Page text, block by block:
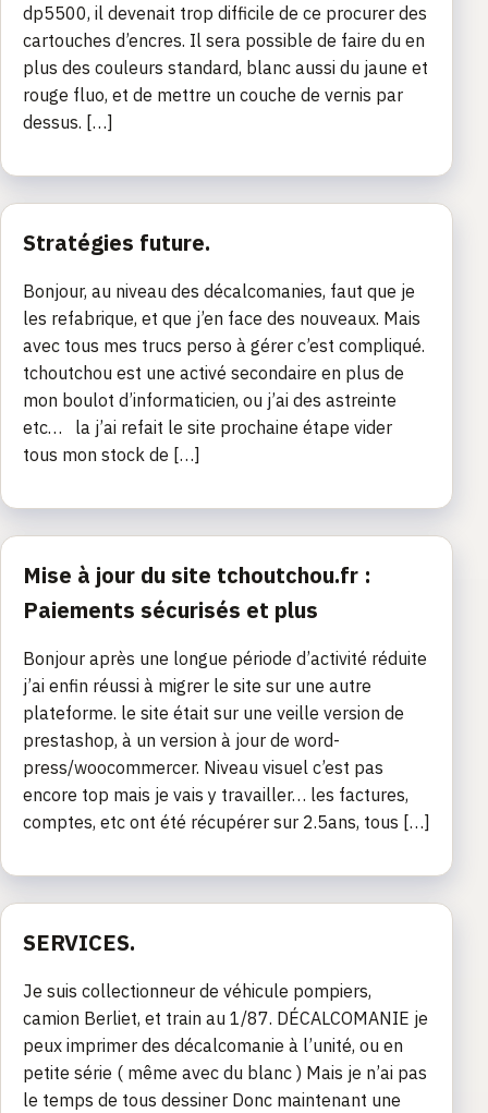
dp5500, il devenait trop difficile de ce procurer des
cartouches d’encres. Il sera possible de faire du en
plus des couleurs standard, blanc aussi du jaune et
rouge fluo, et de mettre un couche de vernis par
dessus. […]
Stratégies future.
Bonjour, au niveau des décalcomanies, faut que je
les refabrique, et que j’en face des nouveaux. Mais
avec tous mes trucs perso à gérer c’est compliqué.
tchoutchou est une activé secondaire en plus de
mon boulot d’informaticien, ou j’ai des astreinte
etc… la j’ai refait le site prochaine étape vider
tous mon stock de […]
Mise à jour du site tchoutchou.fr :
Paiements sécurisés et plus
Bonjour après une longue période d’activité réduite
j’ai enfin réussi à migrer le site sur une autre
plateforme. le site était sur une veille version de
prestashop, à un version à jour de word-
press/woocommercer. Niveau visuel c’est pas
encore top mais je vais y travailler… les factures,
comptes, etc ont été récupérer sur 2.5ans, tous […]
SERVICES.
Je suis collectionneur de véhicule pompiers,
camion Berliet, et train au 1/87. DÉCALCOMANIE je
peux imprimer des décalcomanie à l’unité, ou en
petite série ( même avec du blanc ) Mais je n’ai pas
le temps de tous dessiner Donc maintenant une